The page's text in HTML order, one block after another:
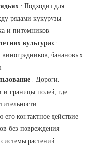
: Подходит для
рядами кукурузы,
и питомников.
культурах :
банановых
: Дороги,
и границы полей, где
контактное действие
без повреждения
растений.